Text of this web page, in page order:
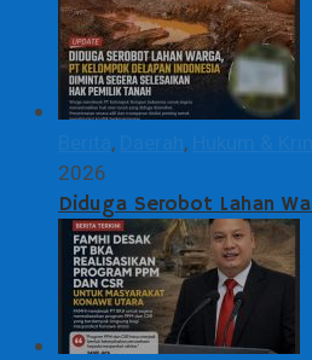
, ,
2026
Diduga Serobot Lahan